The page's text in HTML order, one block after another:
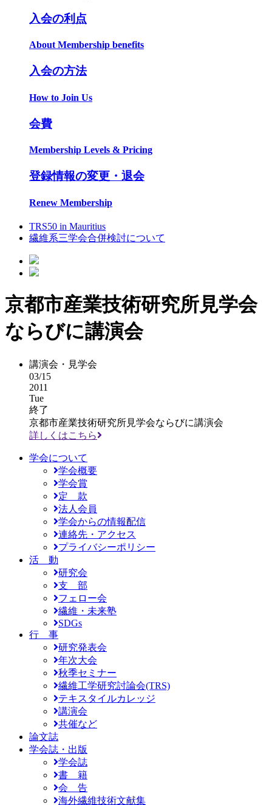
入会の利点
About Membership benefits
入会の方法
How to Join Us
会費
Membership Levels & Pricing
登録情報の変更・退会
Renew Membership
TRS50 in Mauritius
繊維系三学会合併検討について
京都市産業技術研究所見学会
ならびに講演会
講演会・見学会
03/15
2011
Tue
終了
京都市産業技術研究所見学会ならびに講演会
詳しくはこちら
学会について
学会概要
学会賞
定 款
法人会員
学会からの情報配信
連絡先・アクセス
プライバシーポリシー
活 動
研究会
支 部
フェロー会
繊維・未来塾
SDGs
行 事
研究発表会
年次大会
秋季セミナー
繊維工学研究討論会(TRS)
テキスタイルカレッジ
講演会
共催など
論文誌
学会誌・出版
学会誌
書 籍
会 告
海外繊維技術文献集